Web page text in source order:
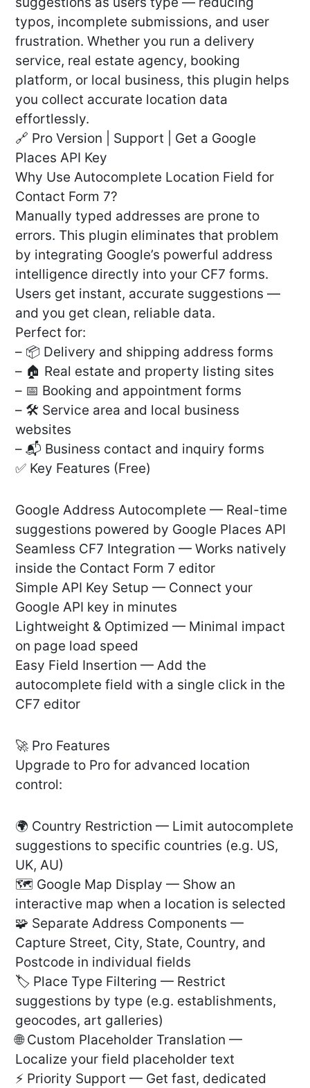
typos, incomplete submissions, and user
frustration. Whether you run a delivery
service, real estate agency, booking
platform, or local business, this plugin helps
you collect accurate location data
effortlessly.
🔗 Pro Version | Support | Get a Google
Places API Key
Why Use Autocomplete Location Field for
Contact Form 7?
Manually typed addresses are prone to
errors. This plugin eliminates that problem
by integrating Google’s powerful address
intelligence directly into your CF7 forms.
Users get instant, accurate suggestions —
and you get clean, reliable data.
Perfect for:
– 📦 Delivery and shipping address forms
– 🏠 Real estate and property listing sites
– 📅 Booking and appointment forms
– 🛠️ Service area and local business
websites
– 📬 Business contact and inquiry forms
✅ Key Features (Free)
Google Address Autocomplete — Real-time
suggestions powered by Google Places API
Seamless CF7 Integration — Works natively
inside the Contact Form 7 editor
Simple API Key Setup — Connect your
Google API key in minutes
Lightweight & Optimized — Minimal impact
on page load speed
Easy Field Insertion — Add the
autocomplete field with a single click in the
CF7 editor
🚀 Pro Features
Upgrade to Pro for advanced location
control:
🌍 Country Restriction — Limit autocomplete
suggestions to specific countries (e.g. US,
UK, AU)
🗺️ Google Map Display — Show an
interactive map when a location is selected
🧩 Separate Address Components —
Capture Street, City, State, Country, and
Postcode in individual fields
🏷️ Place Type Filtering — Restrict
suggestions by type (e.g. establishments,
geocodes, art galleries)
🌐 Custom Placeholder Translation —
Localize your field placeholder text
⚡ Priority Support — Get fast, dedicated